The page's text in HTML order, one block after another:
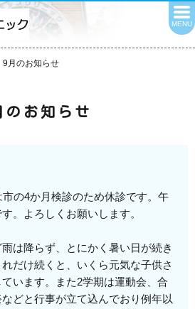
MENU
9月のお知らせ
のお知らせ
の4か月検診のため休診です。午
。よろしくお願いします。
は降らず、とにかく暑い日が続き
だけ続くと、いくら元気な子供さ
います。また2学期は運動会、合
どと行事が立て込んでおり例年以